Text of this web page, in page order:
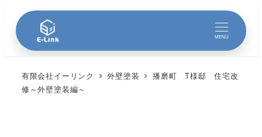
MENU
有限会社イーリンク 外壁塗装
播磨町 T様邸 住宅改
修～外壁塗装編～